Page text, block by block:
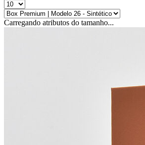
Carregando atributos do tamanho...